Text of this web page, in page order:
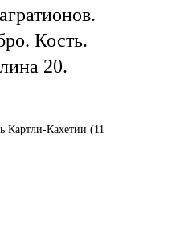
Кость.
20.
Картли-Кахетии (11